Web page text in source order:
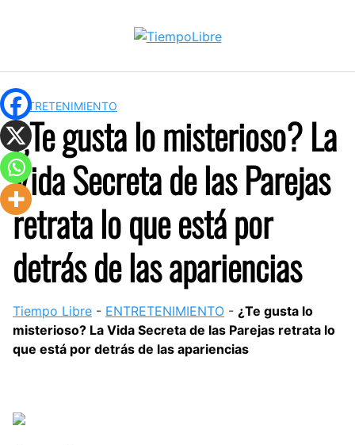
ENTRETENIMIENTO
¿Te gusta lo misterioso? La
Vida Secreta de las Parejas
retrata lo que está por
detrás de las apariencias
Tiempo Libre - ENTRETENIMIENTO - ¿Te gusta lo
misterioso? La Vida Secreta de las Parejas retrata lo
que está por detrás de las apariencias